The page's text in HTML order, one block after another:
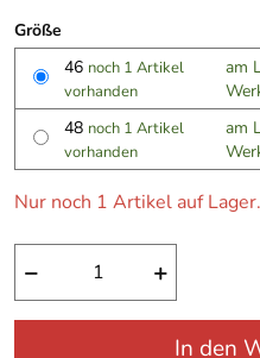
Größe
46 noch 1 Artikel
vorhanden
am
48 noch 1 Artikel
vorhanden
am
Nur noch 1 Artikel auf Lager.
− +
In den